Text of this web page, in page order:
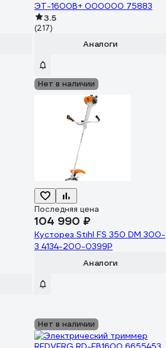
ЭТ-1600В+ 000000 75883
3.5
(217)
Аналоги
Нет в наличии
Последняя цена
104 990 ₽
Кусторез Stihl FS 350 DM 300-
3 4134-200-0399P
Аналоги
Нет в наличии